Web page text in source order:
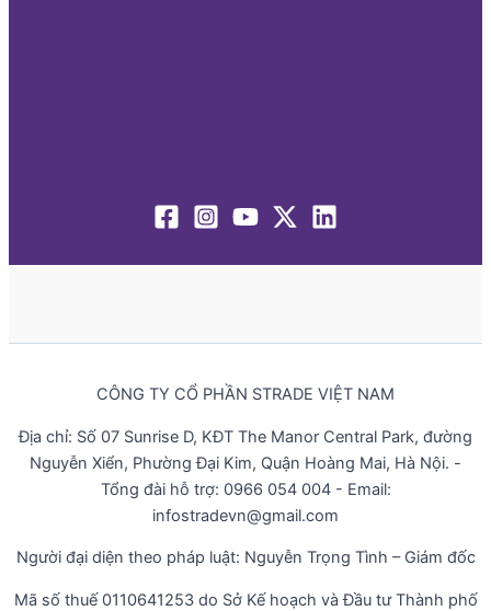
CÔNG TY CỔ PHẦN STRADE VIỆT NAM
Địa chỉ: Số 07 Sunrise D, KĐT The Manor Central Park, đường
Nguyễn Xiển, Phường Đại Kim, Quận Hoàng Mai, Hà Nội. -
Tổng đài hỗ trợ: 0966 054 004 - Email:
infostradevn@gmail.com
Người đại diện theo pháp luật: Nguyễn Trọng Tình – Giám đốc
Mã số thuế 0110641253 do Sở Kế hoạch và Đầu tư Thành phố